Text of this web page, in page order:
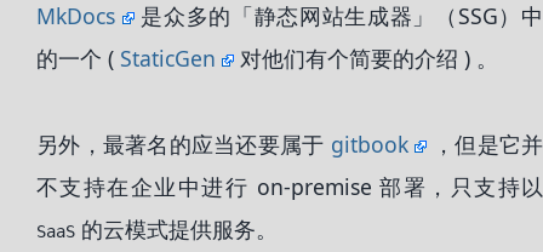
MkDocs
是众多的「静态网站生成器」（SSG）中
的一个 ( StaticGen 对他们有个简要的介绍 ) 。
另外，最著名的应当还要属于 gitbook
，但是它并
不支持在企业中进行 on-premise 部署，只支持以
SaaS 的云模式提供服务。